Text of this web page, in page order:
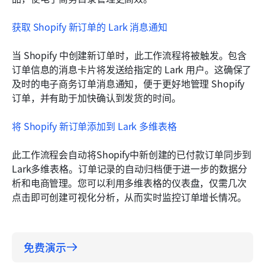
获取 Shopify 新订单的 Lark 消息通知
当 Shopify 中创建新订单时，此工作流程将被触发。包含
订单信息的消息卡片将发送给指定的 Lark 用户。这确保了
及时的电子商务订单消息通知，便于更好地管理 Shopify
订单，并有助于加快确认到发货的时间。
将 Shopify 新订单添加到 Lark 多维表格
此工作流程会自动将Shopify中新创建的已付款订单同步到
Lark多维表格。订单记录的自动归档便于进一步的数据分
析和电商管理。您可以利用多维表格的仪表盘，仅需几次
点击即可创建可视化分析，从而实时监控订单增长情况。
免费演示